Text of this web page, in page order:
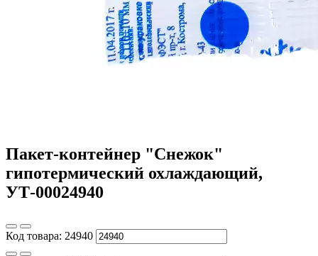
Пакет-контейнер "Снежок"
гипотермический охлаждающий,
УТ-00024940
Код товара: 24940